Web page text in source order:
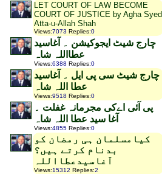
LET COURT OF LAW BECOME
COURT OF JUSTICE by Agha Syed
Atta-u-Allah Shah
Views:7073 Replies:0
چارج شیٹ ایجوکیشن ۔ آغاسید
عطااللہ شاہ
Views:6388 Replies:0
چارج شیٹ سی پی ایل ۔ آغاسید
عطا اللہ شاہ
Views:9518 Replies:0
پی آئی اےکی مجرمانہ غفلت ۔
آغا سید عطا اللہ شاہ
Views:4855 Replies:0
کیامسلمان ہی رمضان کو
بدنام کرتے ہیں؟
آغاسیدعطااللہ
Views:15312 Replies:2